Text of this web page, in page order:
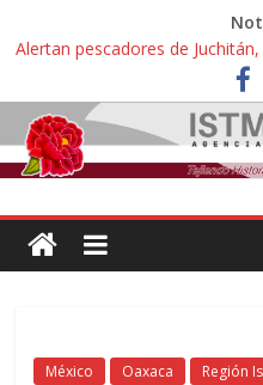
Alertan pescadores de
territorio para construir un
Pescadores y comuneros
material pétreo de gravera
Un nuevo derrame de
ahora pescadores de Salinas
🎧Capítulo 2 : CUIDAR A MI
Familiares de periodista
México Oaxaca Región